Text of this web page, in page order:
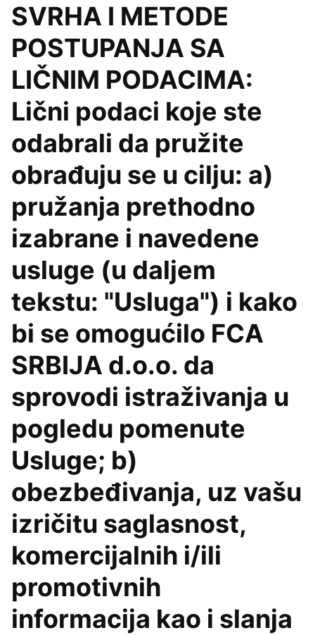
SVRHA I METODE
POSTUPANJA SA
LIČNIM PODACIMA:
Lični podaci koje ste
odabrali da pružite
obrađuju se u cilju: a)
pružanja prethodno
izabrane i navedene
usluge (u daljem
tekstu: "Usluga") i kako
bi se omogućilo FCA
SRBIJA d.o.o. da
sprovodi istraživanja u
pogledu pomenute
Usluge; b)
obezbeđivanja, uz vašu
izričitu saglasnost,
komercijalnih i/ili
promotivnih
informacija kao i slanja